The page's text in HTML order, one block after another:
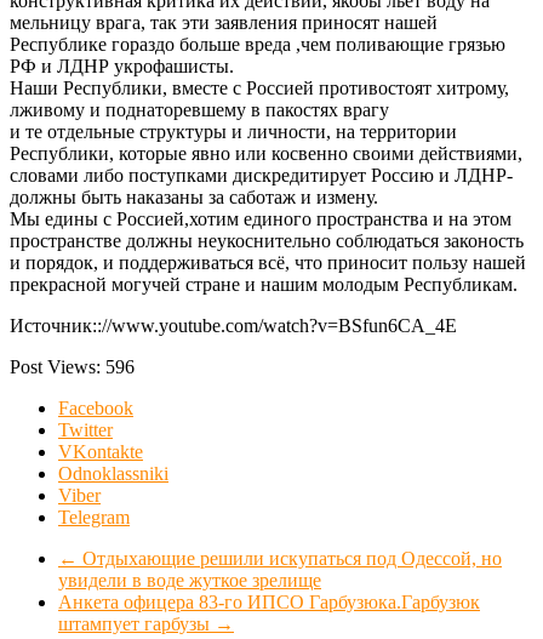
мельницу врага, так эти заявления приносят нашей
Республике гораздо больше вреда ,чем поливающие грязью
РФ и ЛДНР укрофашисты.
Наши Республики, вместе с Россией противостоят хитрому,
лживому и поднаторевшему в пакостях врагу
и те отдельные структуры и личности, на территории
Республики, которые явно или косвенно своими действиями,
словами либо поступками дискредитирует Россию и ЛДНР-
должны быть наказаны за саботаж и измену.
Мы едины с Россией,хотим единого пространства и на этом
пространстве должны неукоснительно соблюдаться законость
и порядок, и поддерживаться всё, что приносит пользу нашей
прекрасной могучей стране и нашим молодым Республикам.
Источник:://www.youtube.com/watch?v=BSfun6CA_4E
Post Views: 596
Facebook
Twitter
VKontakte
Odnoklassniki
Viber
Telegram
← Отдыхающие решили искупаться под Одессой, но
увидели в воде жуткое зрелище
Анкета офицера 83-го ИПСО Гарбузюка.Гарбузюк
штампует гарбузы →